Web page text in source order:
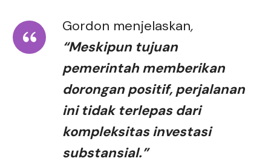
Gordon menjelaskan,
“Meskipun tujuan
pemerintah memberikan
dorongan positif, perjalanan
ini tidak terlepas dari
kompleksitas investasi
substansial.”